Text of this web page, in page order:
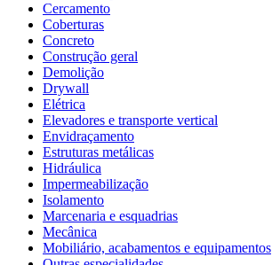
Cercamento
Coberturas
Concreto
Construção geral
Demolição
Drywall
Elétrica
Elevadores e transporte vertical
Envidraçamento
Estruturas metálicas
Hidráulica
Impermeabilização
Isolamento
Marcenaria e esquadrias
Mecânica
Mobiliário, acabamentos e equipamentos